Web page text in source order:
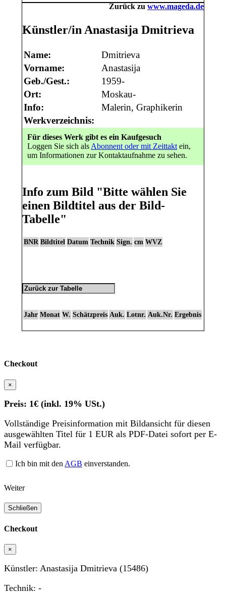
Zurück zu www.mageda.de
Künstler/in Anastasija Dmitrieva
Name:
Dmitrieva
Vorname:
Anastasija
Geb./Gest.:
1959-
Ort:
Moskau-
Info:
Malerin, Graphikerin
Werkverzeichnis:
Für dieses Werk gibt es ein Kaufgesuch
Loggen Sie sich als Abonnent oder mit Zeittakt ein,
um Informationen zur Kontaktaufnahme zu sehen.
Info zum Bild "Bitte wählen Sie
einen Bildtitel aus der Bild-
Tabelle"
BNR Bildtitel Datum Technik Sign. cm WVZ
Jahr Monat W. Schätzpreis Auk. Lotnr. Auk.Nr. Ergebnis
Checkout
×
Preis: 1€ (inkl. 19% USt.)
Vollständige Preisinformation mit Bildansicht für diesen
ausgewählten Titel für 1 EUR als PDF-Datei sofort per E-
Mail verfügbar.
Ich bin mit den AGB einverstanden.
Weiter
Schließen
Checkout
×
Künstler: Anastasija Dmitrieva (15486)
Technik: -